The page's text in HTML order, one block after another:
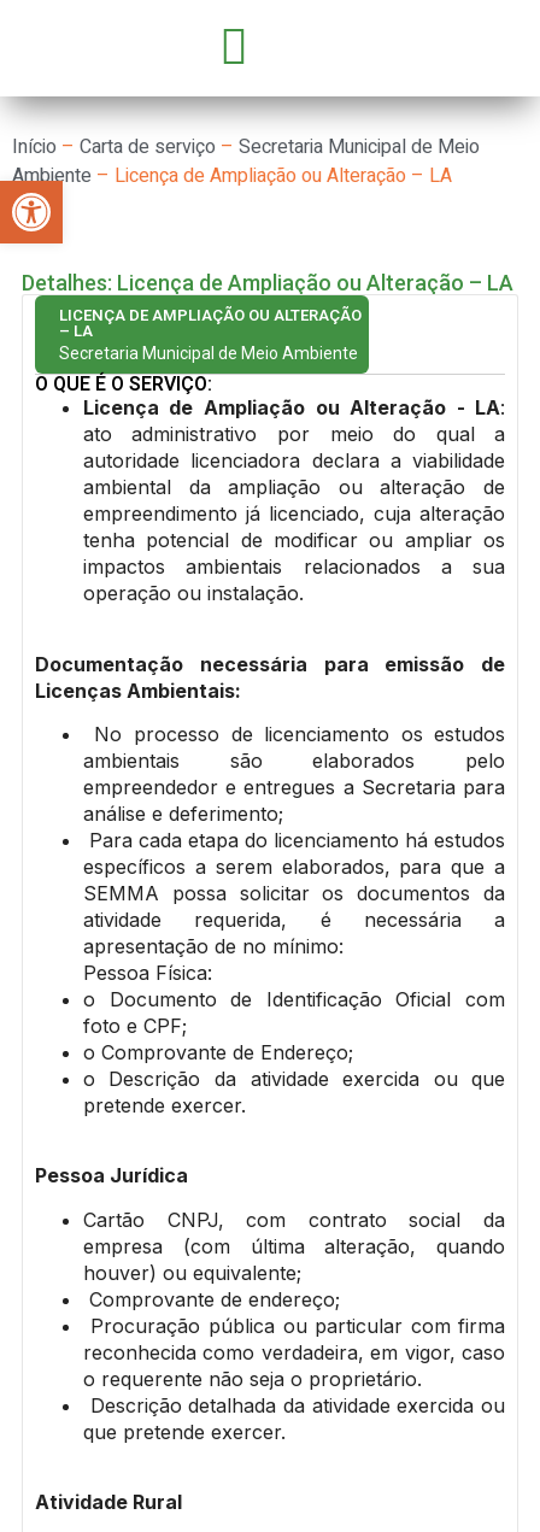
Início – Carta de serviço – Secretaria Municipal de Meio
Ambiente – Licença de Ampliação ou Alteração – LA
Detalhes: Licença de Ampliação ou Alteração – LA
LICENÇA DE AMPLIAÇÃO OU ALTERAÇÃO
– LA
Secretaria Municipal de Meio Ambiente
O QUE É O SERVIÇO:
Licença de Ampliação ou Alteração - LA:
ato administrativo por meio do qual a
autoridade licenciadora declara a viabilidade
ambiental da ampliação ou alteração de
empreendimento já licenciado, cuja alteração
tenha potencial de modificar ou ampliar os
impactos ambientais relacionados a sua
operação ou instalação.
Documentação necessária para emissão de
Licenças Ambientais:
No processo de licenciamento os estudos
ambientais são elaborados pelo
empreendedor e entregues a Secretaria para
análise e deferimento;
Para cada etapa do licenciamento há estudos
específicos a serem elaborados, para que a
SEMMA possa solicitar os documentos da
atividade requerida, é necessária a
apresentação de no mínimo:
Pessoa Física:
o Documento de Identificação Oficial com
foto e CPF;
o Comprovante de Endereço;
o Descrição da atividade exercida ou que
pretende exercer.
Pessoa Jurídica
Cartão CNPJ, com contrato social da
empresa (com última alteração, quando
houver) ou equivalente;
Comprovante de endereço;
Procuração pública ou particular com firma
reconhecida como verdadeira, em vigor, caso
o requerente não seja o proprietário.
Descrição detalhada da atividade exercida ou
que pretende exercer.
Atividade Rural
Abrir a barra de ferramentas